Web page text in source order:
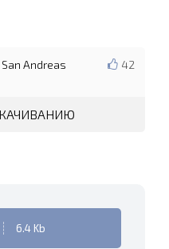
42
Andreas
6.4 Kb